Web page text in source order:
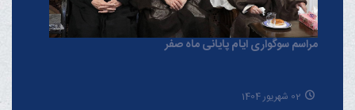
مراسم سوگواری ایام پایانی ماه صفر
02 شهریور 1404